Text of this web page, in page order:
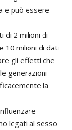
e può essere
di 2 milioni di
10 milioni di dati
gli effetti che
generazioni
la
legati al sesso